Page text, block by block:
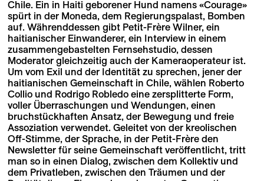
Chile. Ein in Haiti geborener Hund namens «Courage»
spürt in der Moneda, dem Regierungspalast, Bomben
auf. Währenddessen gibt Petit-Frère Wilner, ein
haitianischer Einwanderer, ein Interview in einem
zusammengebastelten Fernsehstudio, dessen
Moderator gleichzeitig auch der Kameraoperateur ist.
Um vom Exil und der Identität zu sprechen, jener der
haitianischen Gemeinschaft in Chile, wählen Roberto
Collio und Rodrigo Robledo eine zersplitterte Form,
voller Überraschungen und Wendungen, einen
bruchstückhaften Ansatz, der Bewegung und freie
Assoziation verwendet. Geleitet von der kreolischen
Off-Stimme, der Sprache, in der Petit-Frère den
Newsletter für seine Gemeinschaft veröffentlicht, tritt
man so in einen Dialog, zwischen dem Kollektiv und
dem Privatleben, zwischen den Träumen und der